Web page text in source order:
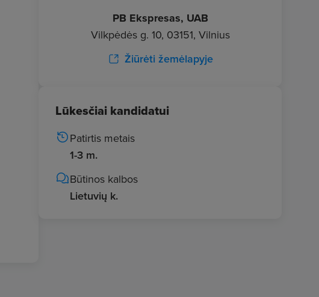
PB Ekspresas, UAB
Vilkpėdės g. 10, 03151, Vilnius
Žiūrėti žemėlapyje
Lūkesčiai kandidatui
Patirtis metais
1-3 m.
Būtinos kalbos
Lietuvių k.